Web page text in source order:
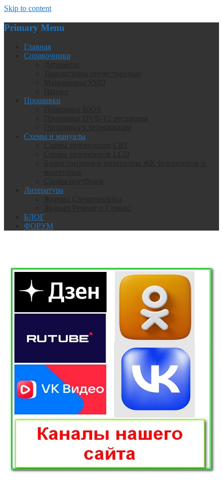
Skip to content
Primary Menu
Главная
Справочники
Прошивки
Схемы и мануалы
Литература
БЛОГ
ФОРУМ